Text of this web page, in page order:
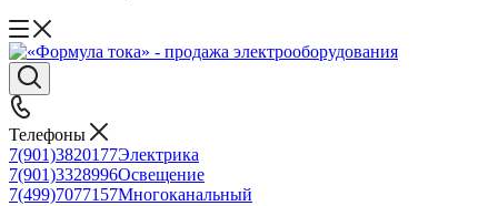
Телефоны
7(901)3820177Электрика
7(901)3328996Освещение
7(499)7077157Многоканальный